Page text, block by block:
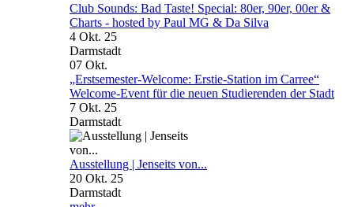
Club Sounds: Bad Taste! Special: 80er, 90er, 00er &
Charts - hosted by Paul MG & Da Silva
4 Okt. 25
Darmstadt
07 Okt.
„Erstsemester-Welcome: Erstie-Station im Carree“
Welcome-Event für die neuen Studierenden der Stadt
7 Okt. 25
Darmstadt
Ausstellung | Jenseits von...
20 Okt. 25
Darmstadt